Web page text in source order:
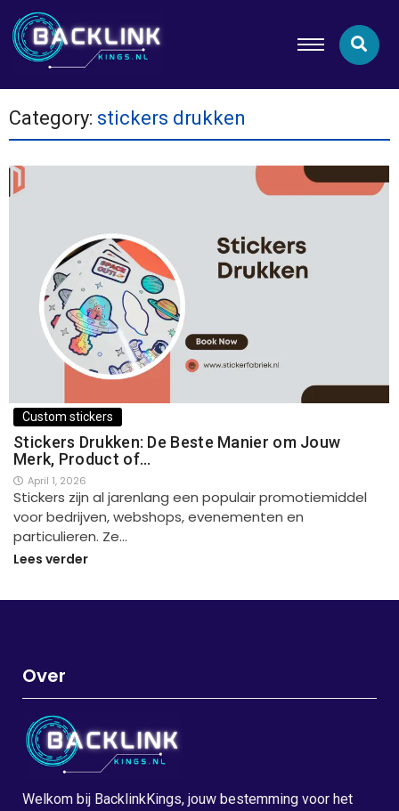
Category: stickers drukken
Custom stickers
Stickers Drukken: De Beste Manier om Jouw
Merk, Product of…
April 1, 2026
Stickers zijn al jarenlang een populair promotiemiddel
voor bedrijven, webshops, evenementen en
particulieren. Ze…
Lees verder
Over
Welkom bij BacklinkKings, jouw bestemming voor het